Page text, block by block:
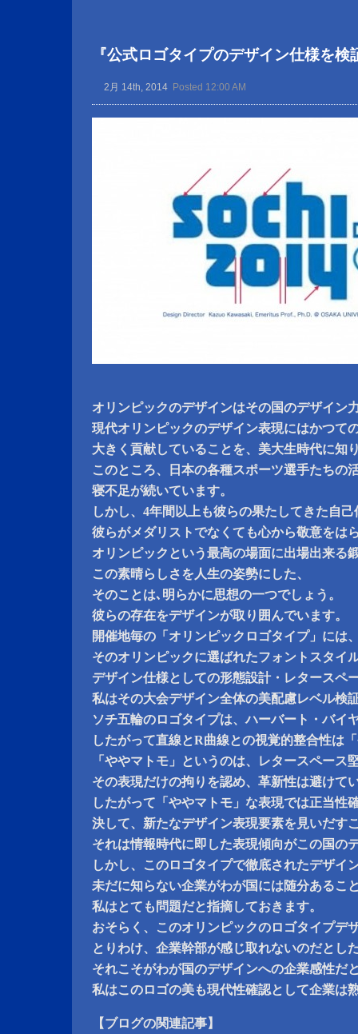
『公式ロゴタイプのデザイン仕様を検
2月 14th, 2014 Posted 12:00 AM
オリンピックのデザインはその国のデザイン
現代オリンピックのデザイン表現にはかつて
大きく貢献していることを、美大生時代に知
このところ、日本の各種スポーツ選手たちの
寝不足が続いています。
しかし、4年間以上も彼らの果たしてきた自
彼らがメダリストでなくても心から敬意をは
オリンピックという最高の場面に出場出来る
この素晴らしさを人生の姿勢にした、
そのことは､明らかに思想の一つでしょう。
彼らの存在をデザインが取り囲んでいます。
開催地毎の「オリンピックロゴタイプ」には
そのオリンピックに選ばれたフォントスタイ
デザイン仕様としての形態設計・レタースペ
私はその大会デザイン全体の美配慮レベル検
ソチ五輪のロゴタイプは、ハーバート・バイ
したがって直線とR曲線との視覚的整合性は
「ややマトモ」というのは、レタースペース
その表現だけの拘りを認め、革新性は避けて
したがって「ややマトモ」な表現では正当性
決して、新たなデザイン表現要素を見いだす
それは情報時代に即した表現傾向がこの国の
しかし、このロゴタイプで徹底されたデザイ
未だに知らない企業がわが国には随分あるこ
私はとても問題だと指摘しておきます。
おそらく、このオリンピックのロゴタイプデ
とりわけ、企業幹部が感じ取れないのだとし
それこそがわが国のデザインへの企業感性だ
私はこのロゴの美も現代性確認として企業は
【ブログの関連記事】